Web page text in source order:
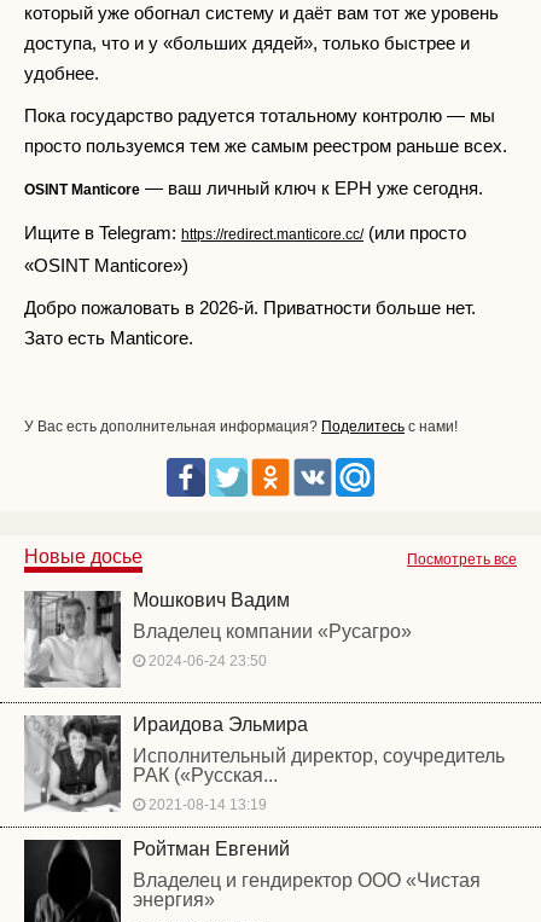
который уже обогнал систему и даёт вам тот же уровень
доступа, что и у «больших дядей», только быстрее и
удобнее.
Пока государство радуется тотальному контролю — мы
просто пользуемся тем же самым реестром раньше всех.
OSINT Manticore — ваш личный ключ к ЕРН уже сегодня.
Ищите в Telegram: https://redirect.manticore.cc/(или просто
«OSINT Manticore»)
Добро пожаловать в 2026-й. Приватности больше нет.
Зато есть Manticore.
У Вас есть дополнительная информация? Поделитесь с нами!
Посмотреть все
Новые досье
Мошкович Вадим
Владелец компании «Русагро»
2024-06-24 23:50
Ираидова Эльмира
Исполнительный директор, соучредитель
РАК («Русская...
2021-08-14 13:19
Ройтман Евгений
Владелец и гендиректор ООО «Чистая
энергия»